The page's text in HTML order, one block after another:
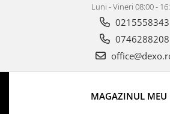
Luni - Vineri 08:00 -
0215558343
0746288208
MAGAZINUL MEU